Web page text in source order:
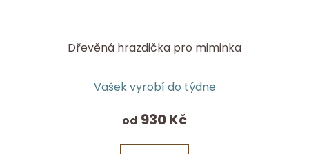
Dřevěná hrazdička pro miminka
hodnocení
produktu
5,0
Vašek vyrobí do týdne
od 930 Kč